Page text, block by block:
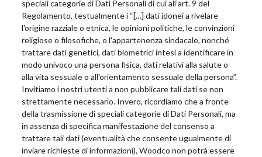
speciali categorie di Dati Personali di cui all’art. 9 del
Regolamento, testualmente i “[…] dati idonei a rivelare
l'origine razziale o etnica, le opinioni politiche, le convinzioni
religiose o filosofiche, o l'appartenenza sindacale, nonché
trattare dati genetici, dati biometrici intesi a identificare in
modo univoco una persona fisica, dati relativi alla salute o
alla vita sessuale o all'orientamento sessuale della persona”.
Invitiamo i nostri utenti a non pubblicare tali dati se non
strettamente necessario. Invero, ricordiamo che a fronte
della trasmissione di speciali categorie di Dati Personali, ma
in assenza di specifica manifestazione del consenso a
trattare tali dati (eventualità che consente ugualmente di
inviare richieste di informazioni), Woodco non potrà essere